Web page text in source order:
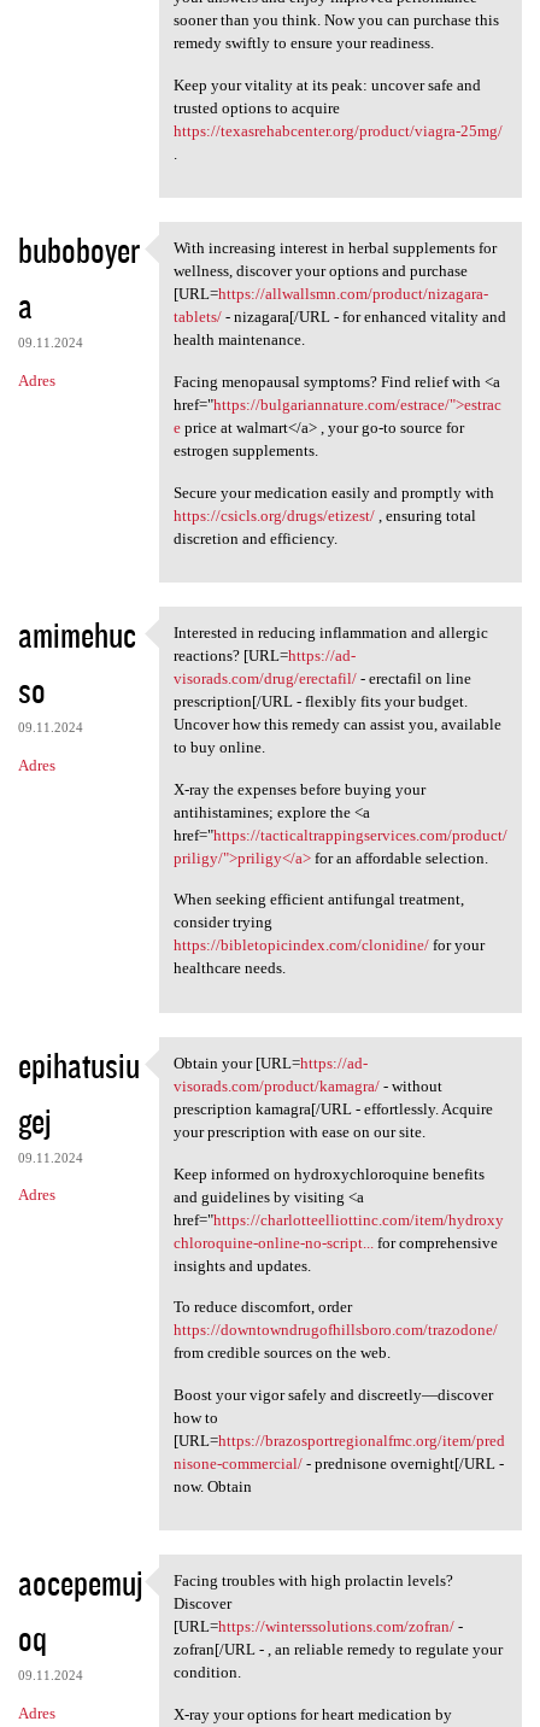
sooner than you think. Now you can purchase this
remedy swiftly to ensure your readiness.
Keep your vitality at its peak: uncover safe and
trusted options to acquire
https://texasrehabcenter.org/product/viagra-25mg/
buboboyer
a
09.11.2024
Adres
With increasing interest in
With increasing interest in herbal supplements for
wellness, discover your options and purchase
[URL=https://allwallsmn.com/product/nizagara-
tablets/- nizagara[/URL - for enhanced vitality and
health maintenance.
Facing menopausal symptoms? Find relief with <a
href="https://bulgariannature.com/estrace/">estrac
eprice at walmart</a> , your go-to source for
estrogen supplements.
Secure your medication easily and promptly with
https://csicls.org/drugs/etizest/, ensuring total
discretion and efficiency.
amimehuc
so
09.11.2024
Adres
Interested in reducing
Interested in reducing inflammation and allergic
reactions? [URL=https://ad-
visorads.com/drug/erectafil/- erectafil on line
prescription[/URL - flexibly fits your budget.
Uncover how this remedy can assist you, available
to buy online.
X-ray the expenses before buying your
antihistamines; explore the <a
href="https://tacticaltrappingservices.com/product/
priligy/">priligy</a>for an affordable selection.
When seeking efficient antifungal treatment,
consider trying
https://bibletopicindex.com/clonidine/for your
healthcare needs.
epihatusiu
gej
09.11.2024
Adres
Obtain your [URL=https://ad
Obtain your [URL=https://ad-
visorads.com/product/kamagra/- without
prescription kamagra[/URL - effortlessly. Acquire
your prescription with ease on our site.
Keep informed on hydroxychloroquine benefits
and guidelines by visiting <a
href="https://charlotteelliottinc.com/item/hydroxy
chloroquine-online-no-script...
for comprehensive
insights and updates.
To reduce discomfort, order
https://downtowndrugofhillsboro.com/trazodone/
from credible sources on the web.
Boost your vigor safely and discreetly—discover
how to
[URL=https://brazosportregionalfmc.org/item/pred
nisone-commercial/- prednisone overnight[/URL -
now. Obtain
aocepemuj
oq
09.11.2024
Adres
Facing troubles with high
Facing troubles with high prolactin levels?
Discover
[URL=https://winterssolutions.com/zofran/-
zofran[/URL - , an reliable remedy to regulate your
condition.
X-ray your options for heart medication by